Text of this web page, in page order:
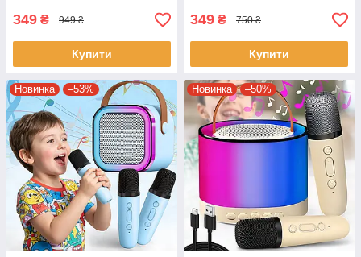
349 ₴ 949 ₴
Купити
349 ₴ 750 ₴
Купити
Новинка –53% Новинка –50%